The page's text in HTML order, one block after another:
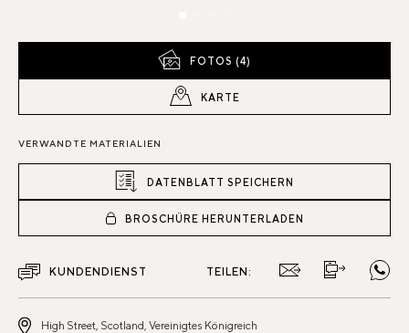
FOTOS (4)
KARTE
VERWANDTE MATERIALIEN
DATENBLATT SPEICHERN
BROSCHÜRE HERUNTERLADEN
KUNDENDIENST TEILEN:
High Street, Scotland, Vereinigtes Königreich